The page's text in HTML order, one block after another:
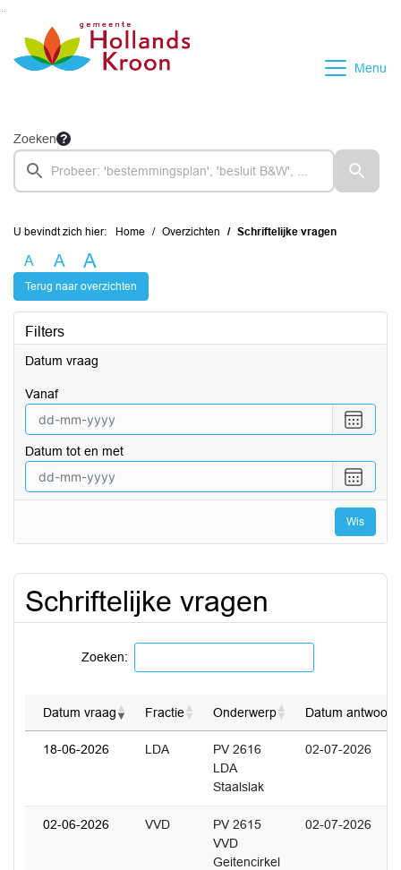
Ga naar de inhoud van deze pagina
Menu
Zoeken
U bevindt zich hier: Home Overzichten Schriftelijke vragen
A A A
Terug naar overzichten
Filters
Datum vraag
vanaf
een
vanaf
Datum tot en met
een
datum
tot
en
Wis
Schriftelijke vragen
Zoeken:
Datum vraag Fractie Onderwerp Datum antwoord
18-06-2026 LDA
PV 2616
LDA
Staalslak
02-07-2026
02-06-2026 VVD
PV 2615
VVD
Geitencirkel
02-07-2026